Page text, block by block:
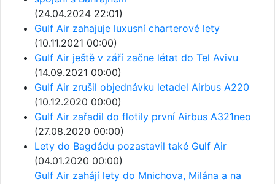
(24.04.2024 22:01)
Gulf Air zahajuje luxusní charterové lety
(10.11.2021 00:00)
Gulf Air ještě v září začne létat do Tel Avivu
(14.09.2021 00:00)
Gulf Air zrušil objednávku letadel Airbus A220
(10.12.2020 00:00)
Gulf Air zařadil do flotily první Airbus A321neo
(27.08.2020 00:00)
Lety do Bagdádu pozastavil také Gulf Air
(04.01.2020 00:00)
Gulf Air zahájí lety do Mnichova, Milána a na